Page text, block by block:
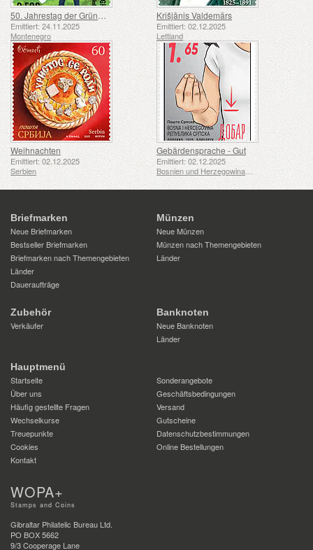
50. Jahrestag der Gründung der Pfadfindergruppe „24. November Bar Scout“
Emittiert: 24.11.2025
Montenegro
Krišjānis Valdemārs
Emittiert: 02.12.2025
Lettland
Weihnachten
Emittiert: 02.12.2025
Serbien
Gebärdensprache - Gut
Emittiert: 02.12.2025
Briefmarken
Neue Briefmarken
Bestseller Briefmarken
Briefmarken nach Themengebieten
Länder
Daueraufträge
Münzen
Neue Münzen
Münzen nach Themengebieten
Länder
Zubehör
Verkäufer
Banknoten
Neue Banknoten
Länder
Hauptmenü
Startseite
Sonderangebote
Über uns
Geschäftsbedingungen
Häufig gestellte Fragen
Versand
Wechselkurse
Gutscheine
Treuepunkte
Datenschutzbestimmungen
Cookies
Online Bestellungen
Kontakt
WOPA+
Stamps and Coins
Gibraltar Philatelic Bureau Ltd.
PO BOX 5662
9/3 Cooperage Lane